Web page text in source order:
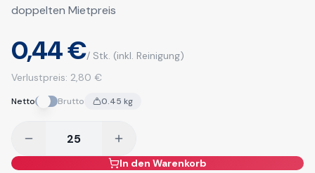
doppelten Mietpreis
0,44 €/ Stk. (inkl. Reinigung)
Verlustpreis: 2,80 €
Netto Brutto 0.45 kg
In den Warenkorb